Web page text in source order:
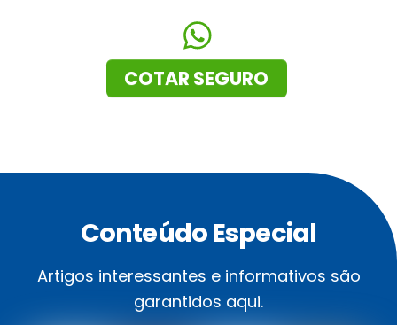
COTAR SEGURO
Conteúdo Especial
Artigos interessantes e informativos são
garantidos aqui.